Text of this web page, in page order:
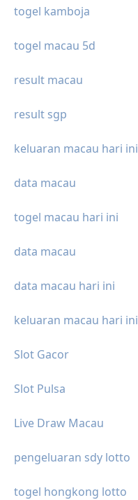
togel kamboja
togel macau 5d
result macau
result sgp
keluaran macau hari ini
data macau
togel macau hari ini
data macau
data macau hari ini
keluaran macau hari ini
Slot Gacor
Slot Pulsa
Live Draw Macau
pengeluaran sdy lotto
togel hongkong lotto